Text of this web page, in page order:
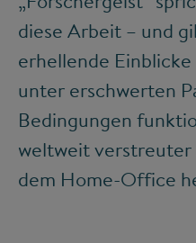
diese Arbeit – und
erhellende
unter erschwerten
Bedingungen
weltweit verstreuter
dem Home-Office